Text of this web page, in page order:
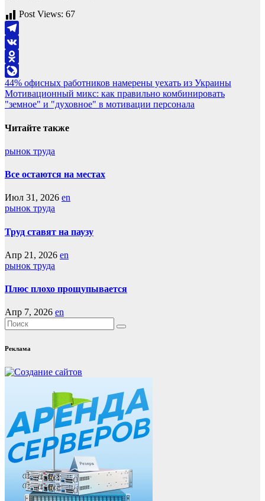
Post Views: 67
Telegram
VK
Odnoklassniki
LiveJournal
Навигация
по
44% офисных работников намерены уехать из Украины
Мотивационный микс: как правильно комбинировать
"земное" и "духовное" в мотивации персонала
Читайте также
рынок труда
Все остаются на местах
Июл 31, 2026 en
рынок труда
Труд ставят на паузу
Апр 21, 2026 en
рынок труда
Плюс плохо прощупывается
Апр 7, 2026 en
Реклама